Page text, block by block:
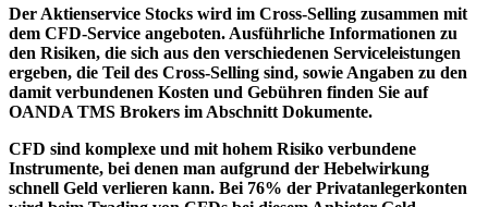
Der Aktienservice Stocks wird im Cross-Selling zusammen mit
dem CFD-Service angeboten. Ausführliche Informationen zu
den Risiken, die sich aus den verschiedenen Serviceleistungen
ergeben, die Teil des Cross-Selling sind, sowie Angaben zu den
damit verbundenen Kosten und Gebühren finden Sie auf
OANDA TMS Brokers im Abschnitt Dokumente.
CFD sind komplexe und mit hohem Risiko verbundene
Instrumente, bei denen man aufgrund der Hebelwirkung
schnell Geld verlieren kann. Bei 76% der Privatanlegerkonten